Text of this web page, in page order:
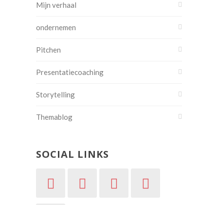
Mijn verhaal
ondernemen
Pitchen
Presentatiecoaching
Storytelling
Themablog
SOCIAL LINKS